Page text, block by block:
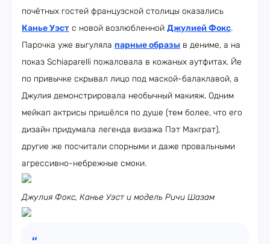
почётных гостей французской столицы оказались
Канье Уэст с новой возлюбленной Джулией Фокс.
Парочка уже выгуляла парные образы в дениме, а на
показ Schiaparelli пожаловала в кожаных аутфитах. Йе
по привычке скрывал лицо под маской-балаклавой, а
Джулия демонстрировала необычный макияж. Одним
мейкап актрисы пришёлся по душе (тем более, что его
дизайн придумала легенда визажа Пэт Макграт),
другие же посчитали спорными и даже провальными
агрессивно-небрежные смоки.
Джулия Фокс, Канье Уэст и модель Ричи Шазам